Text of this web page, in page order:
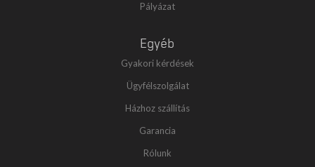
Pályázat
Egyéb
Gyakori kérdések
Ügyfélszolgálat
Házhoz szállítás
Garancia
Rólunk